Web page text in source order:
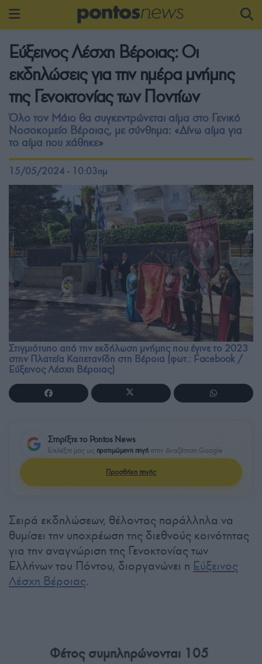
Εύξεινος Λέσχη Βέροιας: Οι
εκδηλώσεις για την ημέρα μνήμης
της Γενοκτονίας των Ποντίων
Όλο τον Μάιο θα συγκεντρώνεται αίμα στο Γενικό
Νοσοκομείο Βέροιας, με σύνθημα: «Δίνω αίμα για
το αίμα που χάθηκε»
15/05/2024 - 10:03πμ
Στιγμιότυπο από την εκδήλωση μνήμης που έγινε το 2023
στην Πλατεία Καπετανίδη στη Βέροια (φωτ.: Facebook /
Εύξεινος Λέσχη Βέροιας)
Στηρίξτε το Pontos News
Επιλέξτε μας ως προτιμώμενη πηγή στην Αναζήτηση Google
Προσθήκη πηγής
Σειρά εκδηλώσεων, θέλοντας παράλληλα να
θυμίσει την υποχρέωση της διεθνούς κοινότητας
για την αναγνώριση της Γενοκτονίας των
Ελλήνων του Πόντου, διοργανώνει η Εύξεινος
Λέσχη Βέροιας.
Φέτος συμπληρώνονται 105